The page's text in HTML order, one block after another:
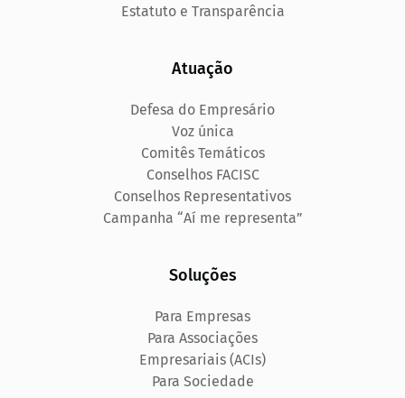
Estatuto e Transparência
Atuação
Defesa do Empresário
Voz única
Comitês Temáticos
Conselhos FACISC
Conselhos Representativos
Campanha “Aí me representa”
Soluções
Para Empresas
Para Associações
Empresariais (ACIs)
Para Sociedade